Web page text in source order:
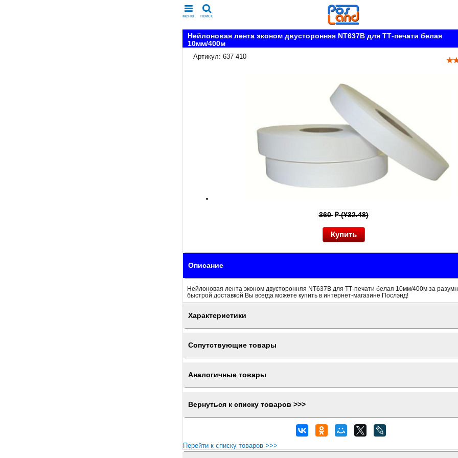
меню поиск
Нейлоновая лента эконом двусторонняя NT637B для ТТ-печати белая
10мм/400м
Артикул: 637 410
360p(¥32.48)
Описание
Нейлоновая лента эконом двусторонняя NT637B для ТТ-печати белая 10мм/400м за
быстрой доставкой Вы всегда можете купить в интернет-магазине Послэнд!
Характеристики
Сопутствующие товары
Аналогичные товары
Вернуться к списку товаров >>>
Перейти к списку товаров >>>